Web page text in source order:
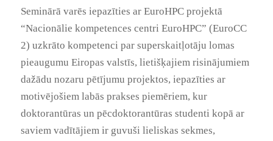
Seminārā varēs iepazīties ar EuroHPC projektā
“Nacionālie kompetences centri EuroHPC” (EuroCC
2) uzkrāto kompetenci par superskaitļotāju lomas
pieaugumu Eiropas valstīs, lietišķajiem risinājumiem
dažādu nozaru pētījumu projektos, iepazīties ar
motivējošiem labās prakses piemēriem, kur
doktorantūras un pēcdoktorantūras studenti kopā ar
saviem vadītājiem ir guvuši lieliskas sekmes,